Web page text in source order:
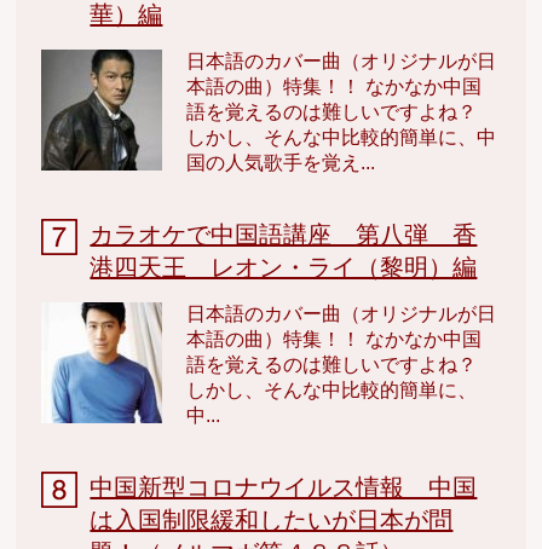
華）編
日本語のカバー曲（オリジナルが日
本語の曲）特集！！ なかなか中国
語を覚えるのは難しいですよね？
しかし、そんな中比較的簡単に、中
国の人気歌手を覚え...
カラオケで中国語講座 第八弾 香
港四天王 レオン・ライ（黎明）編
日本語のカバー曲（オリジナルが日
本語の曲）特集！！ なかなか中国
語を覚えるのは難しいですよね？
しかし、そんな中比較的簡単に、
中...
中国新型コロナウイルス情報 中国
は入国制限緩和したいが日本が問